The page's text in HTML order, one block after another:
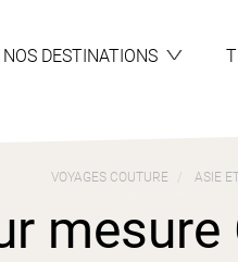
NOS DESTINATIONS
VOYAGES COUTURE ASIE
mesure